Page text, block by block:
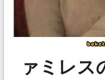
ァミレス